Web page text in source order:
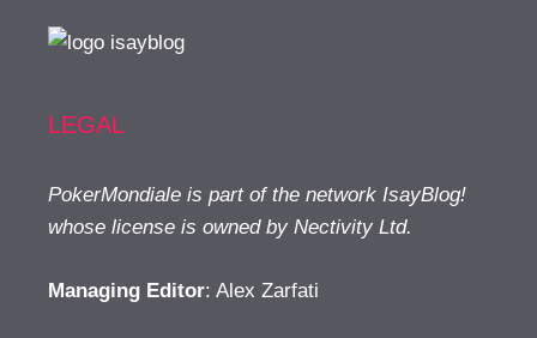
LEGAL
PokerMondiale is part of the network IsayBlog!
whose license is owned by Nectivity Ltd.
Managing Editor: Alex Zarfati